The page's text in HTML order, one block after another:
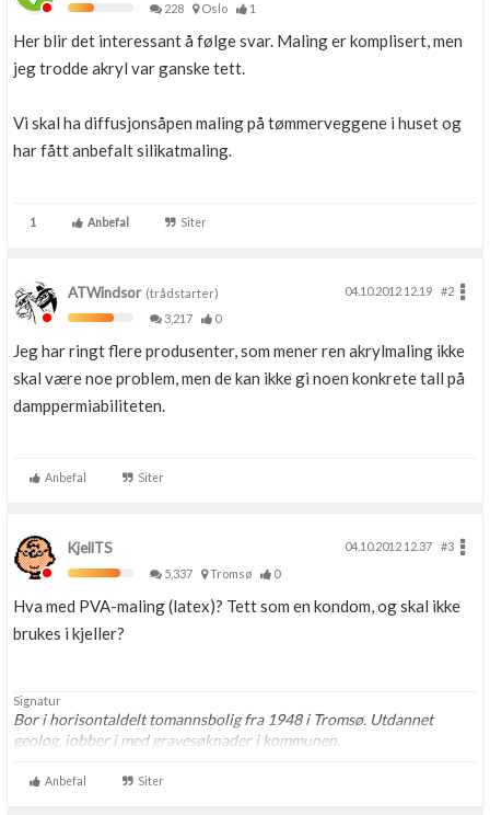
228
Oslo 1
Her blir det interessant å følge svar. Maling er komplisert, men
jeg trodde akryl var ganske tett.
Vi skal ha diffusjonsåpen maling på tømmerveggene i huset og
har fått anbefalt silikatmaling.
1 Anbefal Siter
ATWindsor(trådstarter) 04.10.2012 12.19
#2
3,217
0
Jeg har ringt flere produsenter, som mener ren akrylmaling ikke
skal være noe problem, men de kan ikke gi noen konkrete tall på
damppermiabiliteten.
Anbefal Siter
KjellTS 04.10.2012 12.37
#3
5,337
Tromsø 0
Hva med PVA-maling (latex)? Tett som en kondom, og skal ikke
brukes i kjeller?
Signatur
Bor i horisontaldelt tomannsbolig fra 1948 i Tromsø. Utdannet
geolog, jobber i med gravesøknader i kommunen.
Anbefal Siter